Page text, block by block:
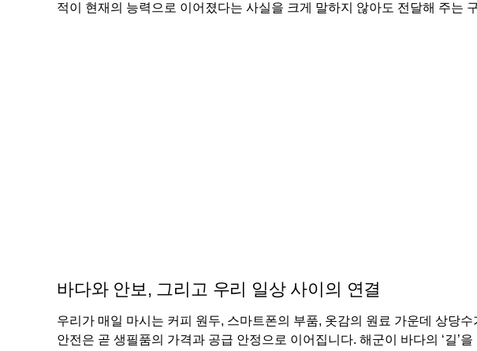
적이 현재의 능력으로 이어졌다는 사실을 크게 말하지 않아도 전달해 주는
바다와 안보, 그리고 우리 일상 사이의 연결
우리가 매일 마시는 커피 원두, 스마트폰의 부품, 옷감의 원료 가운데 상당
안전은 곧 생필품의 가격과 공급 안정으로 이어집니다. 해군이 바다의 ‘길’